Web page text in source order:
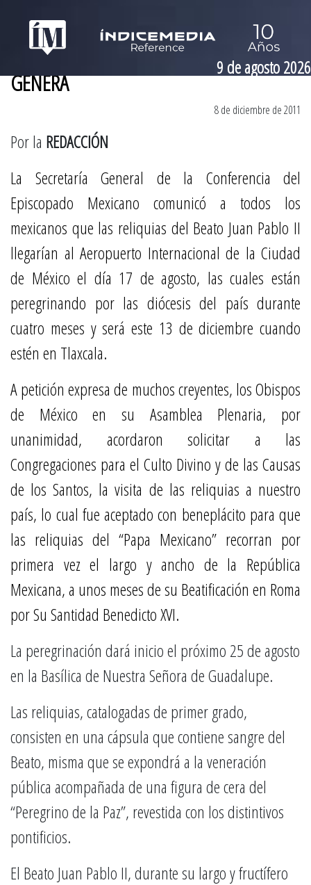
9 de agosto 2026
GENERA
8 de diciembre de 2011
Por la REDACCIÓN
La Secretaría General de la Conferencia del
Episcopado Mexicano comunicó a todos los
mexicanos que las reliquias del Beato Juan Pablo II
llegarían al Aeropuerto Internacional de la Ciudad
de México el día 17 de agosto, las cuales están
peregrinando por las diócesis del país durante
cuatro meses y será este 13 de diciembre cuando
estén en Tlaxcala.
A petición expresa de muchos creyentes, los Obispos
de México en su Asamblea Plenaria, por
unanimidad, acordaron solicitar a las
Congregaciones para el Culto Divino y de las Causas
de los Santos, la visita de las reliquias a nuestro
país, lo cual fue aceptado con beneplácito para que
las reliquias del “Papa Mexicano” recorran por
primera vez el largo y ancho de la República
Mexicana, a unos meses de su Beatificación en Roma
por Su Santidad Benedicto XVI.
La peregrinación dará inicio el próximo 25 de agosto
en la Basílica de Nuestra Señora de Guadalupe.
Las reliquias, catalogadas de primer grado,
consisten en una cápsula que contiene sangre del
Beato, misma que se expondrá a la veneración
pública acompañada de una figura de cera del
“Peregrino de la Paz”, revestida con los distintivos
pontificios.
El Beato Juan Pablo II, durante su largo y fructífero